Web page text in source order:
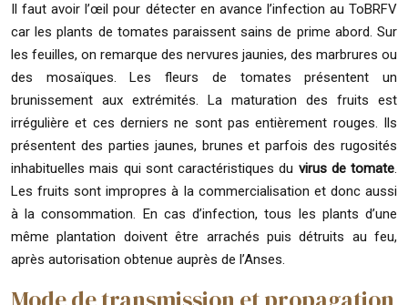
Il faut avoir l’œil pour détecter en avance l’infection au ToBRFV
car les plants de tomates paraissent sains de prime abord. Sur
les feuilles, on remarque des nervures jaunies, des marbrures ou
des mosaïques. Les fleurs de tomates présentent un
brunissement aux extrémités. La maturation des fruits est
irrégulière et ces derniers ne sont pas entièrement rouges. Ils
présentent des parties jaunes, brunes et parfois des rugosités
inhabituelles mais qui sont caractéristiques du virus de tomate.
Les fruits sont impropres à la commercialisation et donc aussi
à la consommation. En cas d’infection, tous les plants d’une
même plantation doivent être arrachés puis détruits au feu,
après autorisation obtenue auprès de l’Anses.